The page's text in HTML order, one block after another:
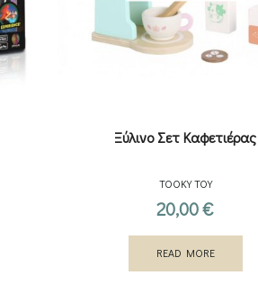
Ξύλινο Σετ Καφετιέρας
TOOKY TOY
20,00€
READ MORE